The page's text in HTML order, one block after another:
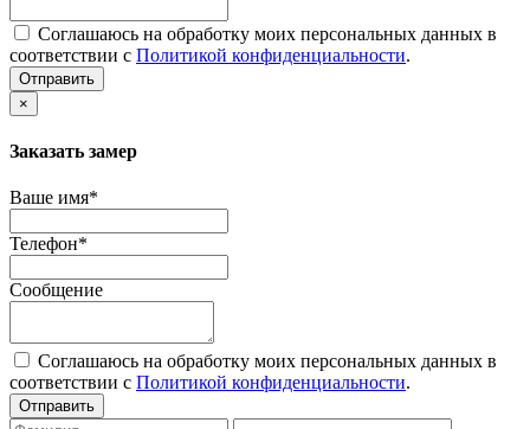
Соглашаюсь на обработку моих персональных данных в
соответствии с Политикой конфиденциальности.
Отправить
×
Заказать замер
Ваше имя*
Телефон*
Сообщение
Соглашаюсь на обработку моих персональных данных в
соответствии с Политикой конфиденциальности.
Отправить